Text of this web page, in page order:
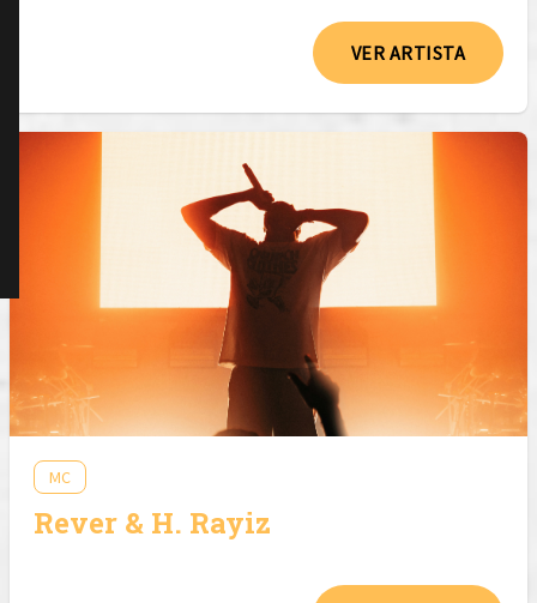
VER ARTISTA
MC
Rever & H. Rayiz